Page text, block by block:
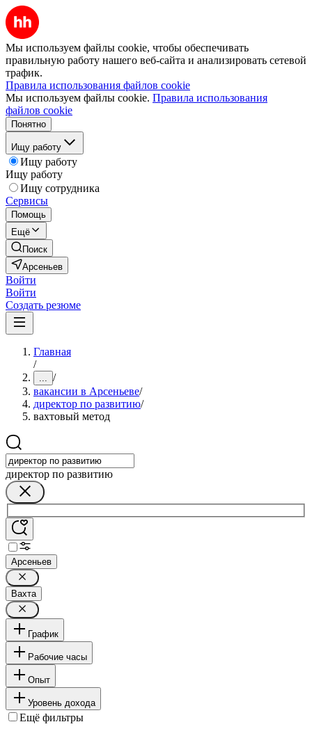
Мы используем файлы cookie, чтобы обеспечивать
правильную работу нашего веб-сайта и анализировать сетевой
трафик.
Правила использования файлов cookie
Мы используем файлы cookie. Правила использования
файлов cookie
Понятно
Ищу работу
Ищу работу
Ищу работу
Ищу сотрудника
Сервисы
Помощь
Ещё
Поиск
Арсеньев
Войти
Войти
Создать резюме
Главная
/
... /
вакансии в Арсеньеве/
директор по развитию/
вахтовый метод
директор по развитию
Арсеньев
Вахта
График
Рабочие часы
Опыт
Уровень дохода
Ещё фильтры